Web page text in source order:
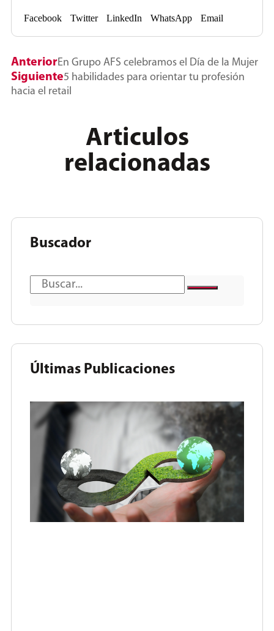
Facebook Twitter LinkedIn WhatsApp Email
AnteriorEn Grupo AFS celebramos el Día de la Mujer
Siguiente5 habilidades para orientar tu profesión
hacia el retail
Articulos
relacionadas
Buscador
Últimas Publicaciones